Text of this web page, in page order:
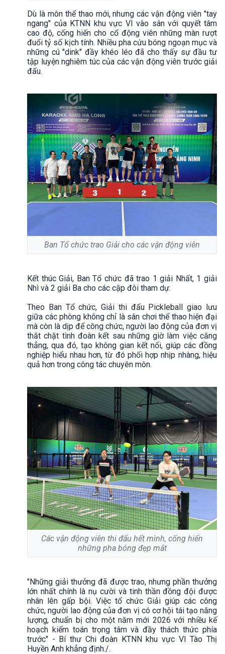
Dù là môn thể thao mới, nhưng các vận động viên "tay
ngang" của KTNN khu vực VI vào sân với quyết tâm
cao độ, cống hiến cho cổ động viên những màn rượt
đuổi tỷ số kịch tính. Nhiều pha cứu bóng ngoạn mục và
những cú "dink" đầy khéo léo đã cho thấy sự đầu tư
tập luyện nghiêm túc của các vận động viên trước giải
đấu.
Ban Tổ chức trao Giải cho các vận động viên
Kết thúc Giải, Ban Tổ chức đã trao 1 giải Nhất, 1 giải
Nhì và 2 giải Ba cho các cặp đôi tham dự.
Theo Ban Tổ chức, Giải thi đấu Pickleball giao lưu
giữa các phòng không chỉ là sân chơi thể thao hiện đại
mà còn là dịp để công chức, người lao động của đơn vị
thắt chặt tình đoàn kết sau những giờ làm việc căng
thẳng, qua đó, tạo không gian kết nối, giúp các đồng
nghiệp hiểu nhau hơn, từ đó phối hợp nhịp nhàng, hiệu
quả hơn trong công tác chuyên môn.
Các vận động viên thi đấu hết mình, cống hiến
những pha bóng đẹp mắt
"Những giải thưởng đã được trao, nhưng phần thưởng
lớn nhất chính là nụ cười và tinh thần đồng đội được
nhân lên gấp bội. Việc tổ chức Giải giúp các công
chức, người lao động của đơn vị có cơ hội tái tạo năng
lượng, chuẩn bị cho một năm mới 2026 với nhiều kế
hoạch kiểm toán trọng tâm và đầy thách thức phía
trước" - Bí thư Chi đoàn KTNN khu vực VI Tào Thị
Huyền Anh khẳng định./.